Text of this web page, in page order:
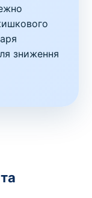
зниження